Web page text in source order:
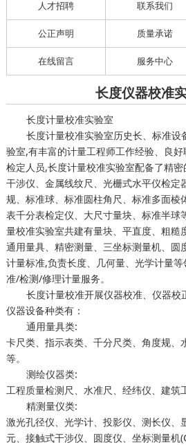
人才招聘 联系我们
公正声明 质量承诺
在线留言 服务中心
长度仪器校准
长度计量校准实验室
长度计量校准实验室历史长、标准设
验室,有丰富的计量工程师工作经验、良
检定人员,长度计量校准实验室配备了精
干涉仪、金属线纹尺、光栅式水平仪检定
规、标准球、标准圆柱角尺、标准多面棱
表千分表检定仪、大尺寸量块、标准半球
量校准实验室共建有量块、平直度、粗糙
通用量具、精密测量、三坐标测量机、圆
计量标准,负责长度、几何量、光学计量
准/检测/修理计量服务。
长度计量校准开展仪器校准、仪器校
仪器设备种类有：
通用量具类:
卡尺类、指示表类、千分尺类、角度规、
等。
测绘仪器类:
工程质量检测尺、水准尺、经纬仪、建筑
精测量仪类:
激光孔径仪、光学计、投影仪、测长仪、
元、接触式干涉仪、圆度仪、坐标测量机